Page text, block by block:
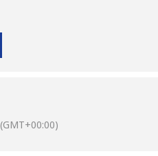
(GMT+00:00)